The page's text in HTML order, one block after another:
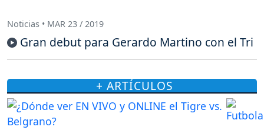
Noticias • MAR 23 / 2019
Gran debut para Gerardo Martino con el Tri
+ ARTÍCULOS